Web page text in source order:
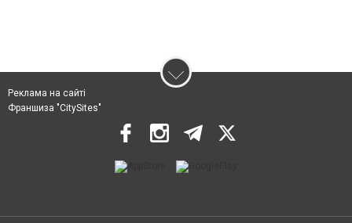
Реклама на сайті
Франшиза "CitySites"